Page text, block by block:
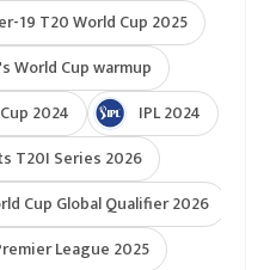
19 T20 World Cup 2025
World Cup warmup
2024
IPL 2024
T20I Series 2026
Cup Global Qualifier 2026
League 2025